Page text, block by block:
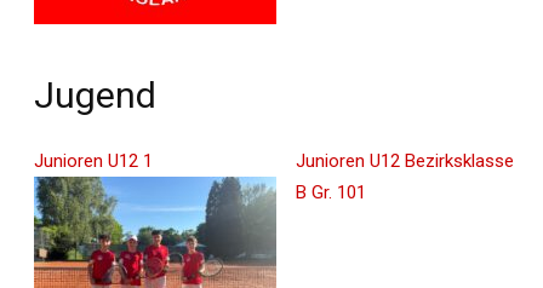
Jugend
Junioren U12 1
Junioren U12 Bezirksklasse
B Gr. 101